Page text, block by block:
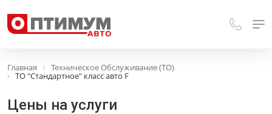
Главная Техническое Обслуживание (ТО)
ТО "Стандартное" класс авто F
Цены на услуги